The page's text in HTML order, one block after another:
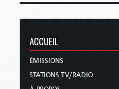
ACCUEIL
ÉMISSIONS
STATIONS TV/RADIO